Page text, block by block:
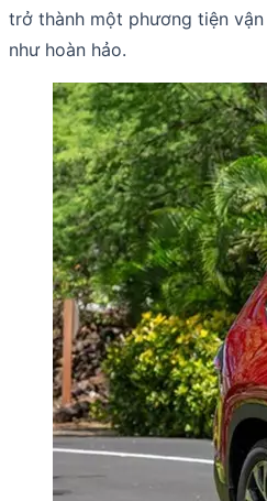
trở thành một phương tiện
như hoàn hảo.